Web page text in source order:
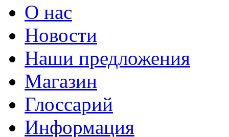
О нас
Новости
Наши предложения
Магазин
Глоссарий
Информация